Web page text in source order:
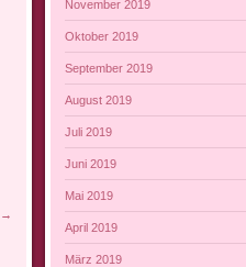
→
November 2019
Oktober 2019
September 2019
August 2019
Juli 2019
Juni 2019
Mai 2019
April 2019
März 2019